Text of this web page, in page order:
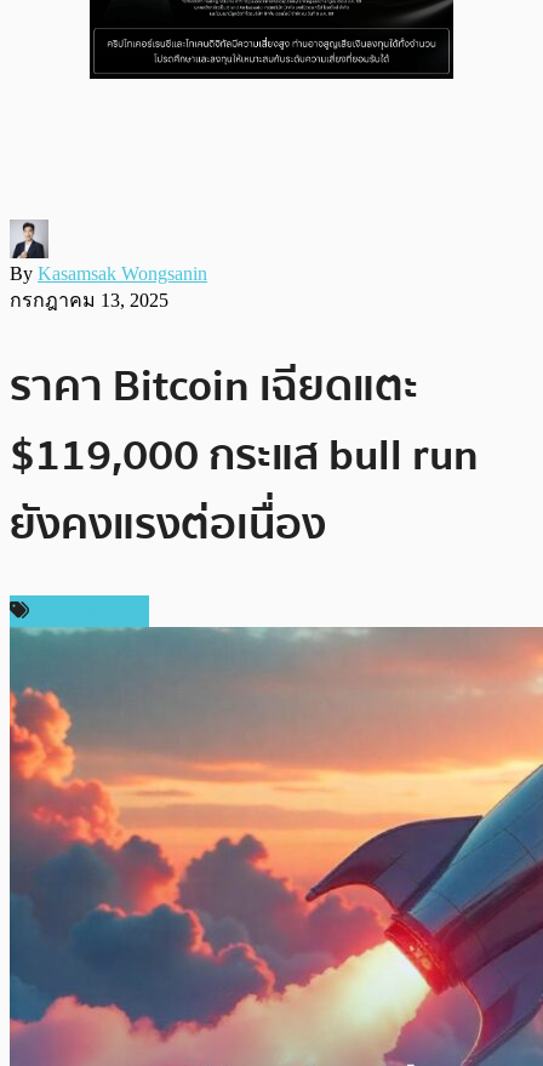
By Kasamsak Wongsanin
กรกฎาคม 13, 2025
ราคา Bitcoin เฉียดแตะ
$119,000 กระแส bull run
ยังคงแรงต่อเนื่อง